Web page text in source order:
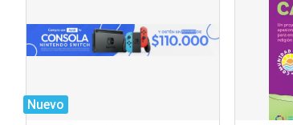
Nuevo